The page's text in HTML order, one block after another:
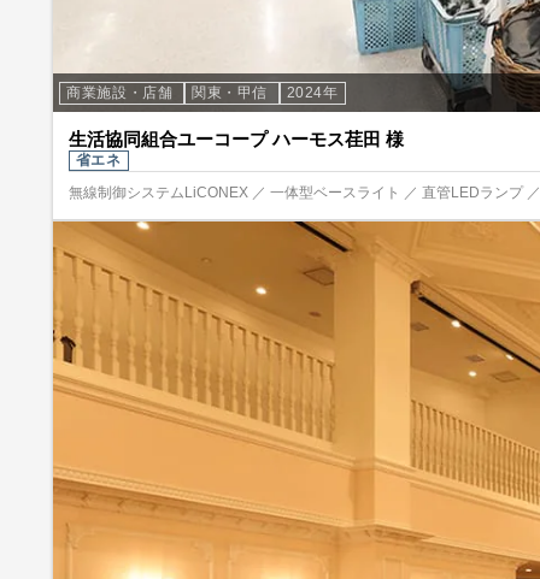
商業施設・店舗 関東・甲信 2024年
生活協同組合ユーコープ ハーモス荏田 様
省エネ
無線制御システムLiCONEX ／ 一体型ベースライト ／ 直管LEDランプ